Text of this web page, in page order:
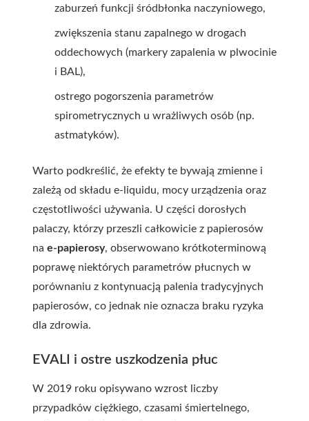
zaburzeń funkcji śródbłonka naczyniowego,
zwiększenia stanu zapalnego w drogach
oddechowych (markery zapalenia w plwocinie
i BAL),
ostrego pogorszenia parametrów
spirometrycznych u wrażliwych osób (np.
astmatyków).
Warto podkreślić, że efekty te bywają zmienne i
zależą od składu e-liquidu, mocy urządzenia oraz
częstotliwości używania. U części dorosłych
palaczy, którzy przeszli całkowicie z papierosów
na e-papierosy, obserwowano krótkoterminową
poprawę niektórych parametrów płucnych w
porównaniu z kontynuacją palenia tradycyjnych
papierosów, co jednak nie oznacza braku ryzyka
dla zdrowia.
EVALI i ostre uszkodzenia płuc
W 2019 roku opisywano wzrost liczby
przypadków ciężkiego, czasami śmiertelnego,